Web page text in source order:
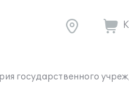
государственного